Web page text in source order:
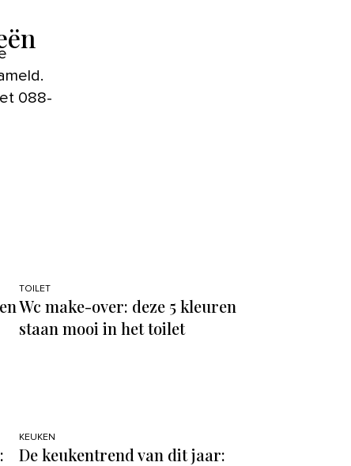
088-
TOILET
Wc make-over: deze 5 kleuren
staan mooi in het toilet
KEUKEN
De keukentrend van dit jaar: